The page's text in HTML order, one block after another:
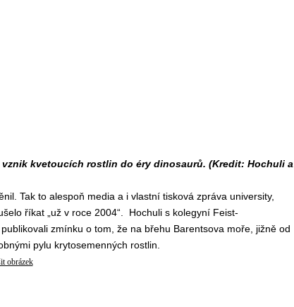
kvetoucích rostlin do éry dinosaurů. (Kredit: Hochuli a
Tak to alespoň media a i vlastní tisková zpráva university,
říkat „už v roce 2004“. Hochuli s kolegyní Feist-
zmínku o tom, že na břehu Barentsova moře, jižně od
pylu krytosemenných rostlin.
obrázek